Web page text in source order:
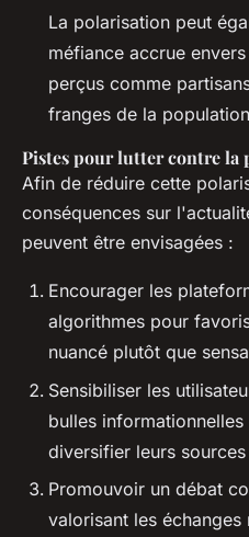
La polarisation peut
méfiance accrue
perçus comme
franges de la
Pistes pour lutter contre la
Afin de réduire cette
conséquences sur
peuvent être envisagées :
Encourager les
algorithmes pour
nuancé plutôt que
Sensibiliser les
bulles
diversifier leurs
Promouvoir un débat
valorisant les échanges